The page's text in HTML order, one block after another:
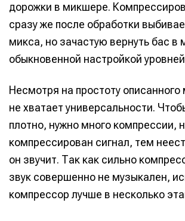
Вы сможете общаться в
добавлять материалы в избранное и
всеми возможностями сайта.
Электронная
Вы сможете общаться в
добавлять материалы в избранное и
всеми возможностями сайта.
Электронная
Вы сможете общаться в
добавлять материалы в избранное и
всеми возможностями сайта.
Электронная
Софт
Индустрия
Сцена
🎙️ Подкаст Миксер
📖 Источники информации
👷 Профили специалистов
Скоро тут что-то будет
🎁
📻
✨
Вы сможете общаться в
добавлять материалы в избранное и
всеми возможностями сайта.
Электронная
Софт
Индустрия
Сцена
🎙️ Подкаст Миксер
📖 Источники информации
👷 Профили специалистов
Скоро тут что-то будет
🎁
📻
✨
дорожки в микшере.
сразу же после обработки
микса, но зачастую вернуть бас в
обыкновенной настройкой
Несмотря на простоту
не хватает универсальности.
плотно, нужно много компрессии,
компрессирован сигнал, тем
он звучит. Так как сильно
звук совершенно не музыкален,
компрессор лучше в несколько